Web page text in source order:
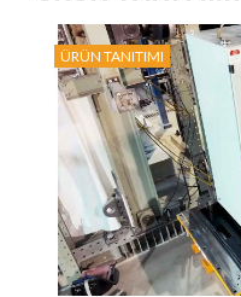
ÜRÜN TANITIMI